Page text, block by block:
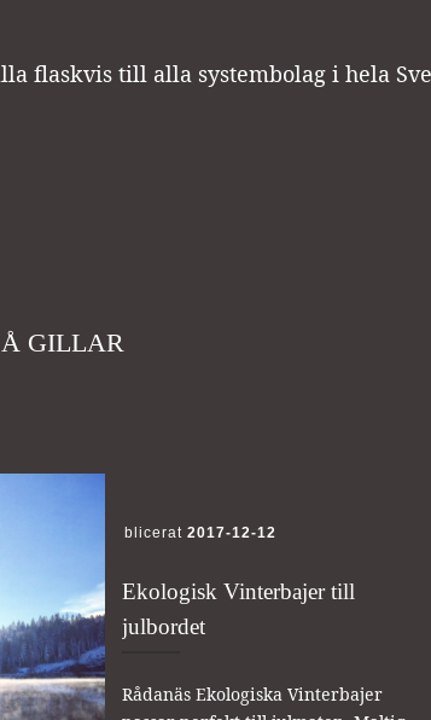
flaskvis till alla systembolag i hela
GILLAR
Publicerat 2017-12-12
Ekologisk Vinterbajer till
julbordet
Rådanäs Ekologiska Vinterbajer